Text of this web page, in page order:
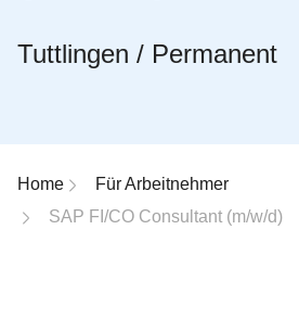
Tuttlingen / Permanent
Breadcrumb-Navigation
Home
Für Arbeitnehmer
SAP FI/CO Consultant (m/w/d)